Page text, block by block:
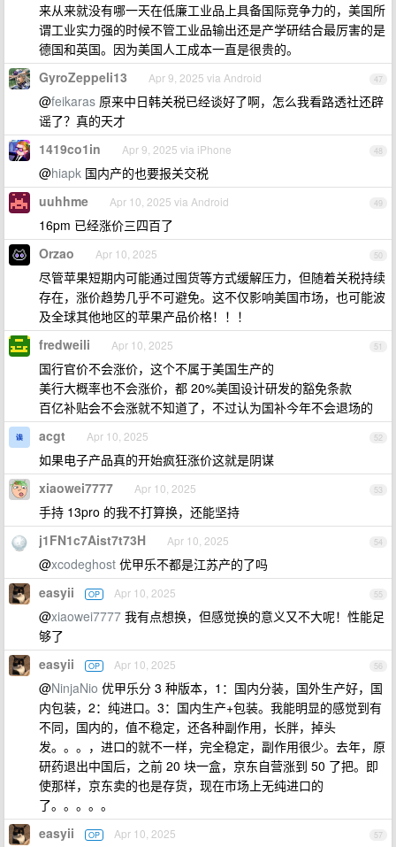
来从来就没有哪一天在低廉工业品上具备国际竞争力的，美国所
谓工业实力强的时候不管工业品输出还是产学研结合最厉害的是
德国和英国。因为美国人工成本一直是很贵的。
47
GyroZeppeli13 Apr 9, 2025 via Android
@feikaras 原来中日韩关税已经谈好了啊，怎么我看路透社还辟
谣了？真的天才
48
1419co1in Apr 9, 2025 via iPhone
@hiapk 国内产的也要报关交税
49
uuhhme Apr 10, 2025 via Android
16pm 已经涨价三四百了
50
Orzao Apr 10, 2025
尽管苹果短期内可能通过囤货等方式缓解压力，但随着关税持续
存在，涨价趋势几乎不可避免。这不仅影响美国市场，也可能波
及全球其他地区的苹果产品价格！！！
51
fredweili Apr 10, 2025
国行官价不会涨价，这个不属于美国生产的
美行大概率也不会涨价，都 20%美国设计研发的豁免条款
百亿补贴会不会涨就不知道了，不过认为国补今年不会退场的
52
acgt Apr 10, 2025
如果电子产品真的开始疯狂涨价这就是阴谋
53
xiaowei7777 Apr 10, 2025
手持 13pro 的我不打算换，还能坚持
54
j1FN1c7Aist7t73H Apr 10, 2025
@xcodeghost 优甲乐不都是江苏产的了吗
55
easyii OP Apr 10, 2025
@xiaowei7777 我有点想换，但感觉换的意义又不大呢！性能足
够了
56
easyii OP Apr 10, 2025
@NinjaNio 优甲乐分 3 种版本，1：国内分装，国外生产好，国
内包装，2：纯进口。3：国内生产+包装。我能明显的感觉到有
不同，国内的，值不稳定，还各种副作用，长胖，掉头
发。。。，进口的就不一样，完全稳定，副作用很少。去年，原
研药退出中国后，之前 20 块一盒，京东自营涨到 50 了把。即
使那样，京东卖的也是存货，现在市场上无纯进口的
了。。。。。
57
easyii OP Apr 10, 2025